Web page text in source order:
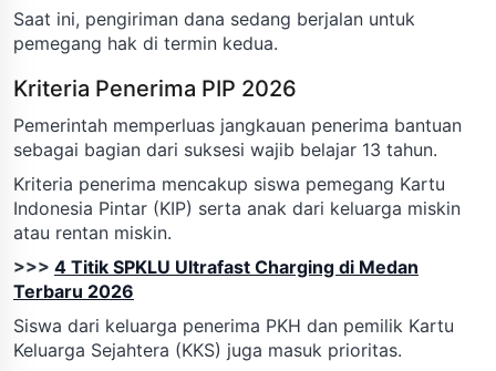
Saat ini, pengiriman dana sedang berjalan untuk
pemegang hak di termin kedua.
Kriteria Penerima PIP 2026
Pemerintah memperluas jangkauan penerima bantuan
sebagai bagian dari suksesi wajib belajar 13 tahun.
Kriteria penerima mencakup siswa pemegang Kartu
Indonesia Pintar (KIP) serta anak dari keluarga miskin
atau rentan miskin.
>>> 4 Titik SPKLU Ultrafast Charging di Medan
Terbaru 2026
Siswa dari keluarga penerima PKH dan pemilik Kartu
Keluarga Sejahtera (KKS) juga masuk prioritas.